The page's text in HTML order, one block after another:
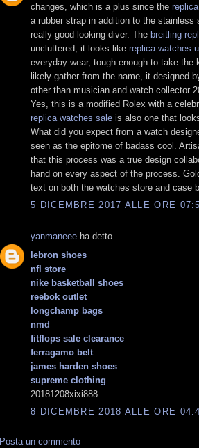
changes, which is a plus since the
a rubber strap in addition to the stainless
really good looking diver. The breitling
uncluttered, it looks like replica watches
everyday wear, tough enough to take the
likely gather from the name, it designed
other than musician and watch collector
Yes, this is a modified Rolex with a
replica watches sale is also one that
What did you expect from a watch
seen as the epitome of badass cool.
that this process was a true design
hand on every aspect of the process.
text on both the watches store and case
5 DICEMBRE 2017 ALLE ORE
yanmaneee ha detto...
lebron shoes
nfl store
nike basketball shoes
reebok outlet
longchamp bags
nmd
fitflops sale clearance
ferragamo belt
james harden shoes
supreme clothing
20181208xixi888
8 DICEMBRE 2018 ALLE ORE
Posta un commento